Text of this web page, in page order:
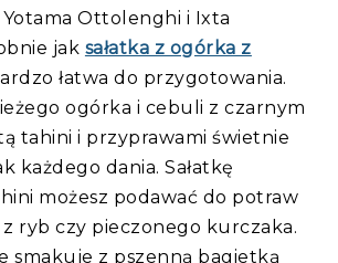
Yotama Ottolenghi i Ixta
jak sałatka z ogórka z
łatwa do przygotowania.
ogórka i cebuli z czarnym
tahini i przyprawami świetnie
każdego dania. Sałatkę
możesz podawać do potraw
ryb czy pieczonego kurczaka.
smakuje z pszenną bagietką